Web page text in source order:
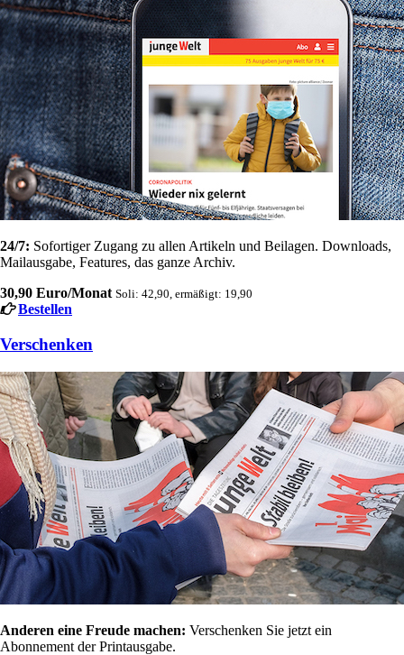
24/7: Sofortiger Zugang zu allen Artikeln und Beilagen. Downloads,
Mailausgabe, Features, das ganze Archiv.
30,90 Euro/Monat Soli: 42,90, ermäßigt: 19,90
Bestellen
Verschenken
Anderen eine Freude machen: Verschenken Sie jetzt ein
Abonnement der Printausgabe.